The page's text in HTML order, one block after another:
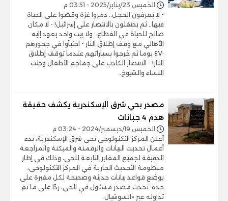
الخميس 23/يناير/2025 - 03:51 م
- لا يعرفون الخجل.. دمروا غزة وقضوا على الحياة
فيها.. ثم يحتفلون بالانتصار على إسرائيل! - لا مكان
صالح للحياة في القطاع.. ولا بيت واحد يعود إليه
الأهالي مع وقف إطلاق النار - اختبأوا في جحورهم
٤٧٠ يوما ثم خرجوا بسياراتهم عندما توقف إطلاق
النار! - الانتصار الكاذب على جماجم الأطفال وجثث
النساء والشيوخ..
مصدر بحي شرق الإسكندرية يكشف حقيقة
هدم 4 جبانات
الخميس 19/ديسمبر/2024 - 03:24 م
أعلن المركز التكنولوجى بحى شرق الإسكندرية، بدء
أعمال تحديث البيانات والرقمنة والميكنة والمراجعة
الدقيقة لجميع المقابر التابعة للحى، وذلك في إطار
منظومة التحديث الجارية في المركز التكنولوجى،
بوضع قواعد بيانات حديثة وصحيحة لكل مقبرة على
حدة. تحدث مصدر مسئول في الحى، ردًا على ما تم
تداوله عبر «السوشيال